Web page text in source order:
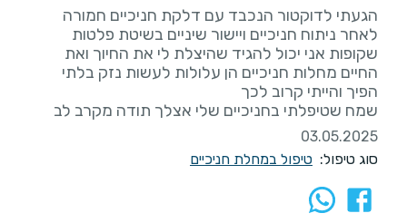
הגעתי לדוקטור הנכבד עם דלקת חניכיים חמורה
לאחר ניתוח חניכיים ויישור שיניים בשיטת פלטות
שקופות אני יכול להגיד שהיצלת לי את החיוך ואת
החיים מחלות חניכיים הן עלולות לעשות נזק בלתי
שמח שטיפלתי בחניכיים שלי אצלך תודה מקרב לב
03.05.2025
סוג טיפול: טיפול במחלת חניכיים